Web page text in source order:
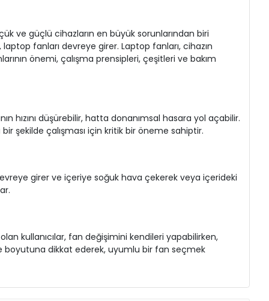
ve güçlü cihazların en büyük sorunlarından biri
fanları devreye girer. Laptop fanları, cihazın
önemi, çalışma prensipleri, çeşitleri ve bakım
hızını düşürebilir, hatta donanımsal hasara yol açabilir.
bir şekilde çalışması için kritik bir öneme sahiptir.
girer ve içeriye soğuk hava çekerek veya içerideki
kullanıcılar, fan değişimini kendileri yapabilirken,
boyutuna dikkat ederek, uyumlu bir fan seçmek